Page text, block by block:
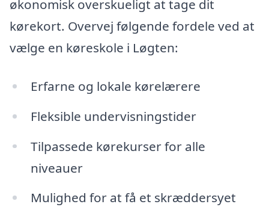
økonomisk overskueligt at tage dit
kørekort. Overvej følgende fordele ved at
vælge en køreskole i Løgten:
Erfarne og lokale kørelærere
Fleksible undervisningstider
Tilpassede kørekurser for alle
niveauer
Mulighed for at få et skræddersyet